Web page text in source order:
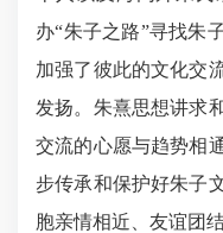
办“朱子之路”寻找朱
加强了彼此的文化交
发扬。朱熹思想讲求
交流的心愿与趋势相
步传承和保护好朱子
胞亲情相近、友谊团